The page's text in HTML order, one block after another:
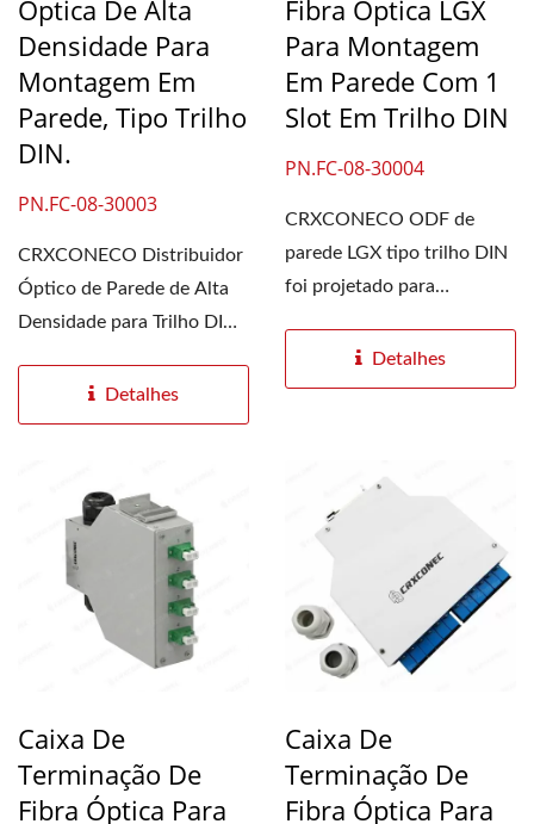
Óptica De Alta
Densidade Para
Montagem Em
Parede, Tipo Trilho
DIN.
PN.FC-08-30003
CRXCONECO Distribuidor
Óptico de Parede de Alta
Densidade para Trilho DIN
Detalhes
Fibra Óptica LGX
Para Montagem
Em Parede Com 1
Slot Em Trilho DIN
PN.FC-08-30004
CRXCONECO ODF de
parede LGX tipo trilho DIN
foi projetado para
ambientes...Detalhes
Caixa De
Terminação De
Fibra Óptica Para
Caixa De
Terminação De
Fibra Óptica Para